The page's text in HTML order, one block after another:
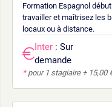
Formation Espagnol
travailler et maîtrisez les
locaux ou à distance.
Inter : Sur
demande
*pour 1 stagiaire + 15,00